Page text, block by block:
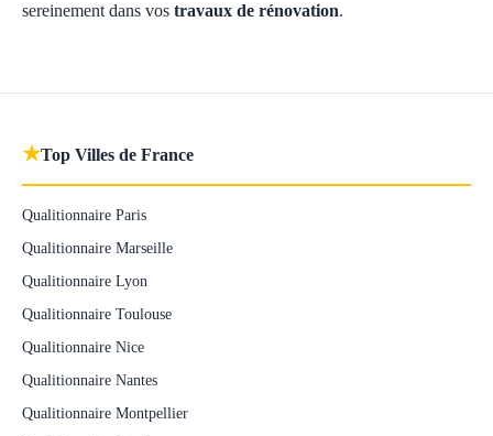
sereinement dans vos travaux de rénovation.
★Top Villes de France
Qualitionnaire Paris
Qualitionnaire Marseille
Qualitionnaire Lyon
Qualitionnaire Toulouse
Qualitionnaire Nice
Qualitionnaire Nantes
Qualitionnaire Montpellier